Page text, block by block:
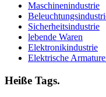
Maschinenindustrie
Sicherheitsindustrie
lebende Waren
Elektronikindustrie
Elektrische
Heiße Tags.